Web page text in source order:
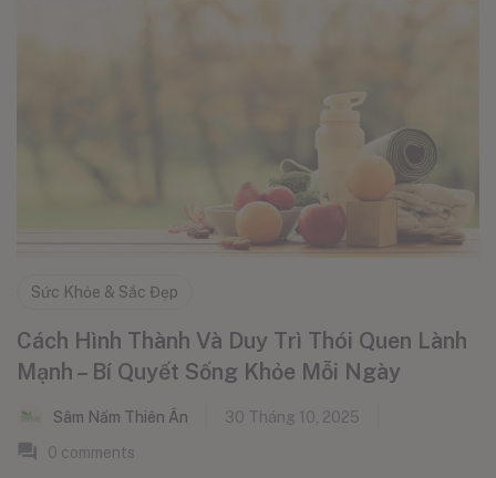
Sức Khỏe & Sắc Đẹp
Cách Hình Thành Và Duy Trì Thói Quen Lành
Mạnh – Bí Quyết Sống Khỏe Mỗi Ngày
Sâm Nấm Thiên Ân
30 Tháng 10, 2025
0 comments